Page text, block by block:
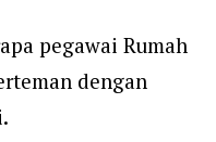
pegawai Rumah
dengan